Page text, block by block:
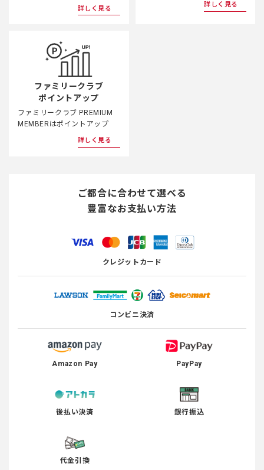
詳しく見る
詳しく見る
ファミリークラブ
ポイントアップ
ファミリークラブ PREMIUM
MEMBERはポイントアップ
詳しく見る
ご都合に合わせて選べる
豊富なお支払い方法
クレジットカード
コンビニ決済
Amazon Pay PayPay
後払い決済 銀行振込
代金引換